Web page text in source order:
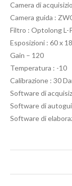
Camera di
Camera guida :
Filtro : Optolong L-
Esposizioni : 60 x
Gain – 120
Temperatura : -10
Calibrazione : 30
Software di
Software di
Software di